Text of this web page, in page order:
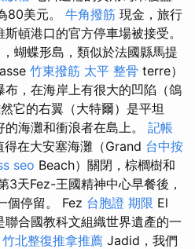
80美元。 牛角撥筋 現金，旅行
頓港口的官方停車場被接受。
蝴蝶形島，類似於法國縣馬提
竹東撥筋 太平 整骨 terre）
，在海岸上有很大的凹陷（鴿
它的右翼（大特爾）是平坦
海灘和衝浪者在島上。 記帳
得在大安塞海灘（Grand 台中按
seo Beach）關閉，棕櫚樹和
3天Fez-王國精神中心早餐後，
個停留。 Fez 台胞證 期限 El
聯合國教科文組織世界遺產的一
竹北整復推拿推薦 Jadid，我們